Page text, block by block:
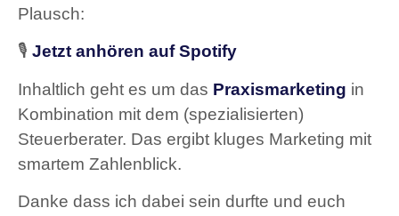
Plausch:
🎙️ Jetzt anhören auf Spotify
Inhaltlich geht es um das Praxismarketing in
Kombination mit dem (spezialisierten)
Steuerberater. Das ergibt kluges Marketing mit
smartem Zahlenblick.
Danke dass ich dabei sein durfte und euch